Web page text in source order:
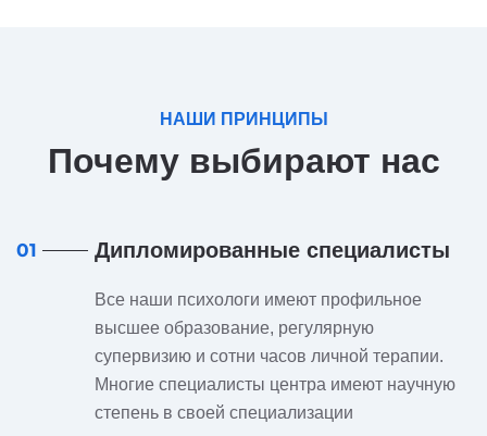
НАШИ ПРИНЦИПЫ
Почему выбирают нас
01 Дипломированные специалисты
Все наши психологи имеют профильное
высшее образование, регулярную
супервизию и сотни часов личной терапии.
Многие специалисты центра имеют научную
степень в своей специализации